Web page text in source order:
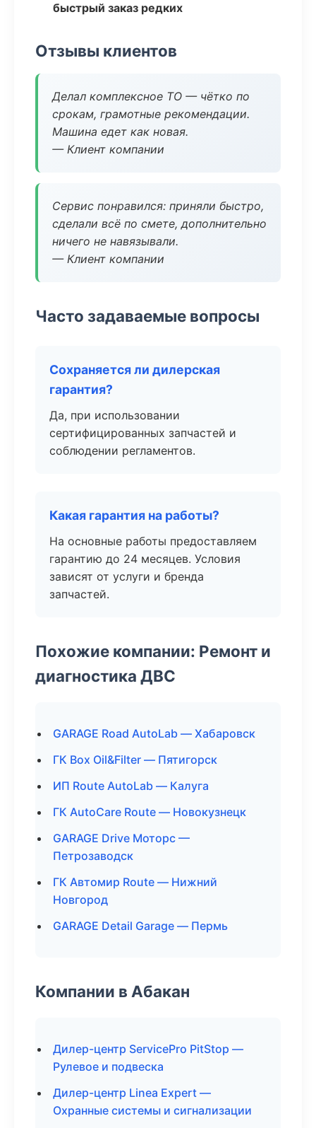
быстрый заказ редких
Отзывы клиентов
Делал комплексное ТО — чётко по
срокам, грамотные рекомендации.
Машина едет как новая.
— Клиент компании
Сервис понравился: приняли быстро,
сделали всё по смете, дополнительно
ничего не навязывали.
— Клиент компании
Часто задаваемые вопросы
Сохраняется ли дилерская
гарантия?
Да, при использовании
сертифицированных запчастей и
соблюдении регламентов.
Какая гарантия на работы?
На основные работы предоставляем
гарантию до 24 месяцев. Условия
зависят от услуги и бренда
запчастей.
Похожие компании: Ремонт и
диагностика ДВС
GARAGE Road AutoLab — Хабаровск
ГК Box Oil&Filter — Пятигорск
ИП Route AutoLab — Калуга
ГК AutoCare Route — Новокузнецк
GARAGE Drive Моторс —
Петрозаводск
ГК Автомир Route — Нижний
Новгород
GARAGE Detail Garage — Пермь
Компании в Абакан
Дилер-центр ServicePro PitStop —
Рулевое и подвеска
Дилер-центр Linea Expert —
Охранные системы и сигнализации